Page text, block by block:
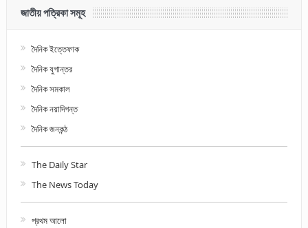
জাতীয় পত্রিকা সমূহ
দৈনিক ইত্তেফাক
দৈনিক যুগান্তর
দৈনিক সমকাল
দৈনিক নয়াদিগন্ত
দৈনিক জনকন্ঠ
The Daily Star
The News Today
প্রথম আলো